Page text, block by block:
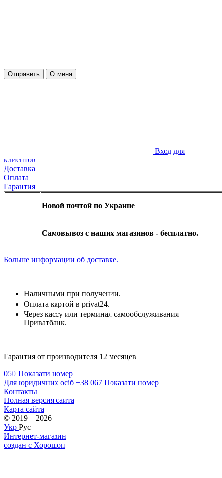
Отправить Отмена
Вход для
клиентов
Доставка
Оплата
Гарантия
Новой почтой по Украине
Самовывоз с наших магазинов - бесплатно.
Больше информации об доставке.
Наличными при получении.
Оплата картой в privat24.
Через кассу или терминал самообслуживания
Приватбанк.
Гарантия от производителя 12 месяцев
050 Показати номер
Для юридичних осіб +38 067 Показати номер
Контакты
Полная версия сайта
Карта сайта
© 2019—2026
Укр Рус
Интернет-магазин
создан с Хорошоп